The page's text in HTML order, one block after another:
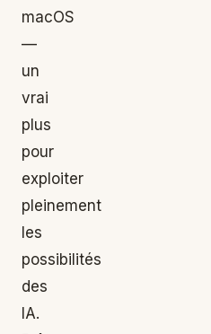
macOS
—
un
vrai
plus
pour
exploiter
pleinement
les
possibilités
des
IA.